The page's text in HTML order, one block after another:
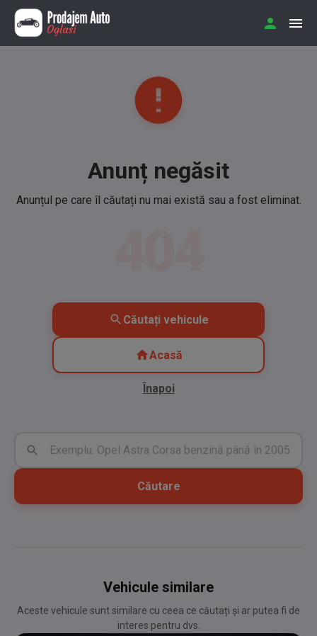
Anunț negăsit
Anunțul pe care îl căutați nu mai există sau a fost eliminat.
Căutați vehicule
Acasă
Înapoi
Căutare
Vehicule similare
Aceste vehicule sunt similare cu ceea ce căutați și ar putea fi de
interes pentru dvs.